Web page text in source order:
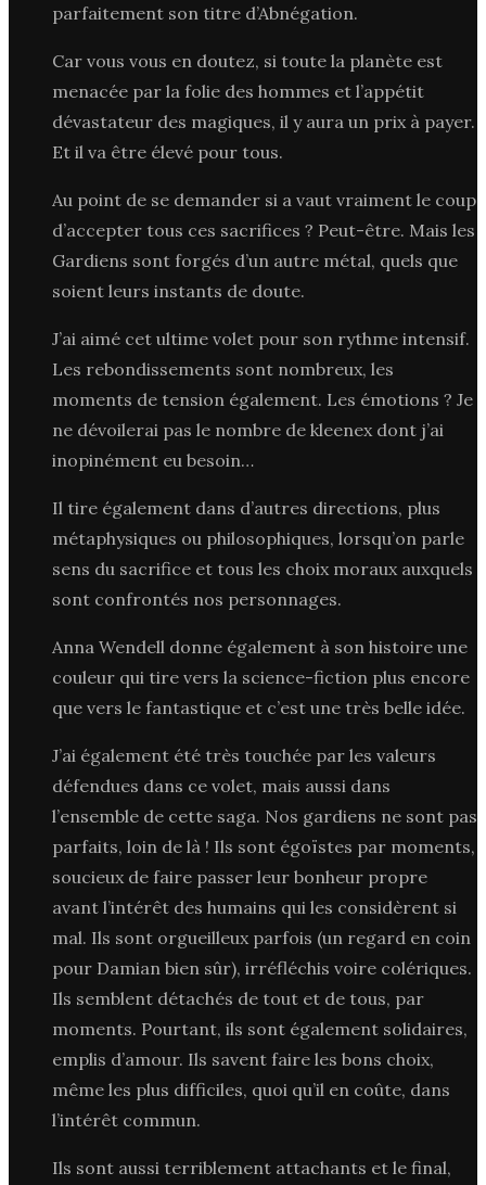
parfaitement son titre d’Abnégation.
Car vous vous en doutez, si toute la planète est
menacée par la folie des hommes et l’appétit
dévastateur des magiques, il y aura un prix à payer.
Et il va être élevé pour tous.
Au point de se demander si a vaut vraiment le coup
d’accepter tous ces sacrifices ? Peut-être. Mais les
Gardiens sont forgés d’un autre métal, quels que
soient leurs instants de doute.
J’ai aimé cet ultime volet pour son rythme intensif.
Les rebondissements sont nombreux, les
moments de tension également. Les émotions ? Je
ne dévoilerai pas le nombre de kleenex dont j’ai
inopinément eu besoin…
Il tire également dans d’autres directions, plus
métaphysiques ou philosophiques, lorsqu’on parle
sens du sacrifice et tous les choix moraux auxquels
sont confrontés nos personnages.
Anna Wendell donne également à son histoire une
couleur qui tire vers la science-fiction plus encore
que vers le fantastique et c’est une très belle idée.
J’ai également été très touchée par les valeurs
défendues dans ce volet, mais aussi dans
l’ensemble de cette saga. Nos gardiens ne sont pas
parfaits, loin de là ! Ils sont égoïstes par moments,
soucieux de faire passer leur bonheur propre
avant l’intérêt des humains qui les considèrent si
mal. Ils sont orgueilleux parfois (un regard en coin
pour Damian bien sûr), irréfléchis voire colériques.
Ils semblent détachés de tout et de tous, par
moments. Pourtant, ils sont également solidaires,
emplis d’amour. Ils savent faire les bons choix,
même les plus difficiles, quoi qu’il en coûte, dans
l’intérêt commun.
Ils sont aussi terriblement attachants et le final,